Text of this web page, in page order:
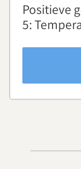
Positieve
5: